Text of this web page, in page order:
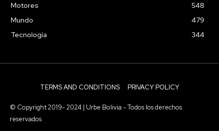
Motores
548
Mundo
479
Tecnología
344
TERMS AND CONDITIONS PRIVACY POLICY
© Copyright 2019- 2024 | Urbe Bolivia - Todos los derechos
reservados